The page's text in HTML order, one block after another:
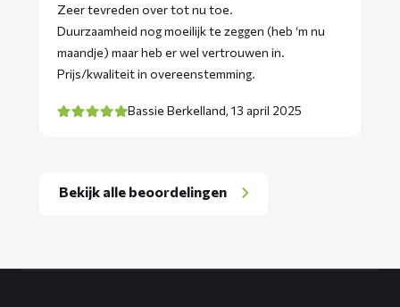
Zeer tevreden over tot nu toe.
Duurzaamheid nog moeilijk te zeggen (heb ‘m nu
maandje) maar heb er wel vertrouwen in.
Prijs/kwaliteit in overeenstemming.
Bassie Berkelland, 13 april 2025
Bekijk alle beoordelingen